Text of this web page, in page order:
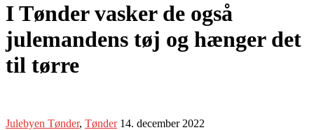
I Tønder vasker de også
julemandens tøj og hænger det
til tørre
Julebyen Tønder, Tønder 14. december 2022